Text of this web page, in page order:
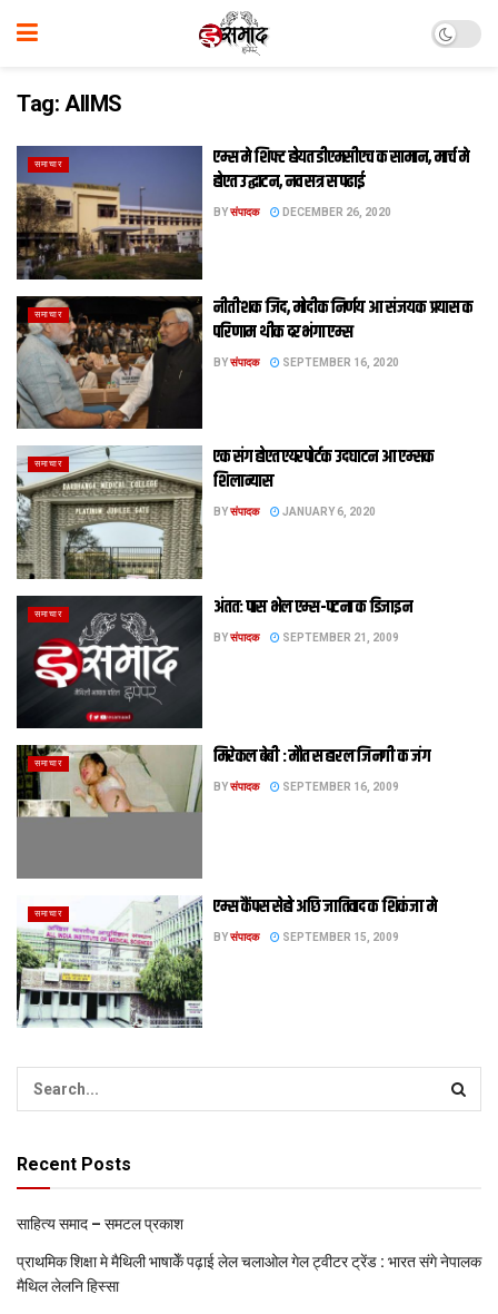
Tag: AIIMS
समाचार
एम्स मे शिफ्ट होयत डीएमसीएच क सामान, मार्च मे
होएत उद्घाटन, नव सत्र स पढाई
BYसंपादक DECEMBER 26, 2020
समाचार
नीतीशक जिद, मोदीक निर्णय आ संजयक प्रयास क
परिणाम थीक दरभंगा एम्स
BYसंपादक SEPTEMBER 16, 2020
समाचार
एक संग होएत एयरपोर्टक उदघाटन आ एम्‍सक
शिलान्‍यास
BYसंपादक JANUARY 6, 2020
समाचार अंतत: पास भेल एम्स-पटना क डिजाइन
BYसंपादक SEPTEMBER 21, 2009
समाचार मिरेकल बेबी : मौत स हारल जिनगी क जंग
BYसंपादक SEPTEMBER 16, 2009
समाचार एम्स कैंपस सेहो अछि जातिवाद क शिकंजा मे
BYसंपादक SEPTEMBER 15, 2009
Recent Posts
साहित्य समाद – समटल प्रकाश
प्राथमिक शि‍क्षा मे मैथि‍ली भाषाकेँ पढ़ाई लेल चलाओल गेल ट्वीटर ट्रेंड : भारत संगे नेपालक
मैथिल लेलनि हिस्सा